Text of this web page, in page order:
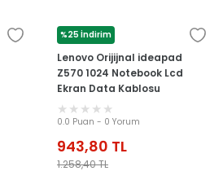
%25 İndirim
LENOVO
Lenovo Orijijnal ideapad
Z570 1024 Notebook Lcd
Ekran Data Kablosu
0.0 Puan - 0 Yorum
943,80 TL
1.258,40TL